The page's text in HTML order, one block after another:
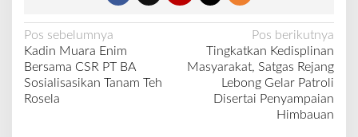
N
a
v
i
Pos sebelumnya
Kadin Muara Enim
Bersama CSR PT BA
Sosialisasikan Tanam Teh
Rosela
Pos berikutnya
Tingkatkan Kedisplinan
Masyarakat, Satgas Rejang
Lebong Gelar Patroli
Disertai Penyampaian
Himbauan